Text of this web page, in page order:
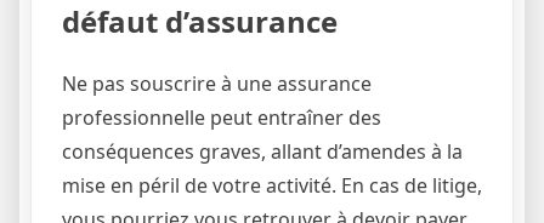
défaut d’assurance
Ne pas souscrire à une assurance
professionnelle peut entraîner des
conséquences graves, allant d’amendes à la
mise en péril de votre activité. En cas de litige,